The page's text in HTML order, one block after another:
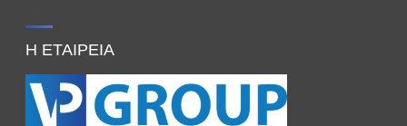
Η ΕΤΑΙΡΕΙΑ